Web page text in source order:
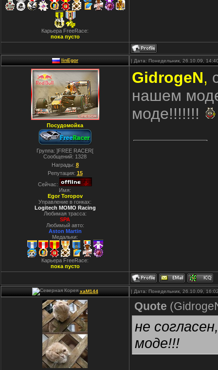
Карьера FreeRace:
пока пусто
linEgor | Дата: Понедельник, 26.10.09,
Посудомойка
Группа: ]FREE RACER[
Сообщений: 1328
Награды: 8
Репутация: 15
Сейчас:
Имя:
Egor Toropov
Управление в гонках:
Logitech MOMO Racing
Любимая трасса:
SPA
Любимый авто:
Aston Martin
Медальки:
Карьера FreeRace:
пока пусто
GidrogeN,
нашем
моде!!!!!!!
xaM144 | Дата: Понедельник, 26.10.09,
Quote (
не
моде!!!